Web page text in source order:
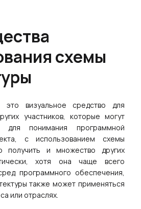
схемы
визуальное средство для
участников, которые могут
для понимания программной
с использованием схемы
получить и множество других
хотя она чаще всего
программного обеспечения,
также может применяться
или отраслях.